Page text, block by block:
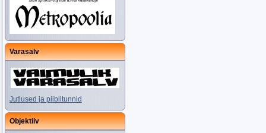
Varasalv
Jutlused ja piiblitunnid
Objektiiv